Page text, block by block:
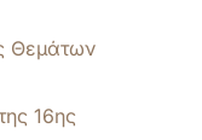
Θεμάτων
16ης